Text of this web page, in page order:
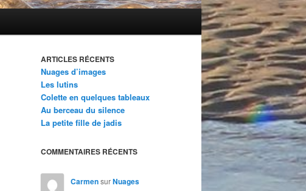
ARTICLES RÉCENTS
Nuages d’images
Les lutins
Colette en quelques tableaux
Au berceau du silence
La petite fille de jadis
COMMENTAIRES RÉCENTS
CarmensurNuages